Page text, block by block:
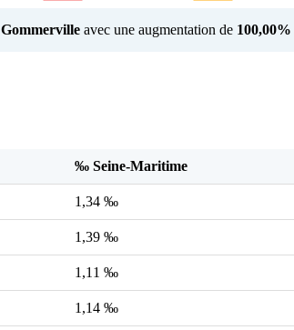
Gommerville avec une augmentation de 100,00%
‰ Seine-Maritime
1,34 ‰
1,39 ‰
1,11 ‰
1,14 ‰